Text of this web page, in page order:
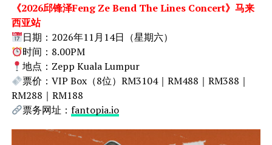
《2026邱锋泽Feng Ze Bend The Lines Concert》马来
西亚站
日期：2026年11月14日（星期六）
时间：8.00PM
地点：Zepp Kuala Lumpur
票价：VIP Box（8位）RM3104｜RM488｜RM388｜
RM288｜RM188
票务网址： fantopia.io